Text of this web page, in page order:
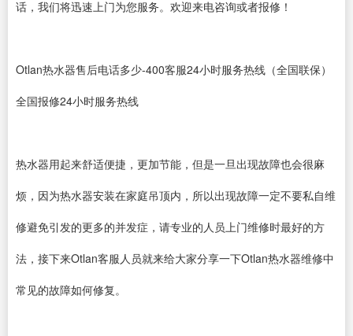
话，我们将迅速上门为您服务。欢迎来电咨询或者报修！
Otlan热水器售后电话多少-400客服24小时服务热线（全国联保）
全国报修24小时服务热线
热水器用起来舒适便捷，更加节能，但是一旦出现故障也会很麻
烦，因为热水器安装在家庭吊顶内，所以出现故障一定不要私自维
修避免引发的更多的并发症，请专业的人员上门维修时最好的方
法，接下来Otlan客服人员就来给大家分享一下Otlan热水器维修中
常见的故障如何修复。